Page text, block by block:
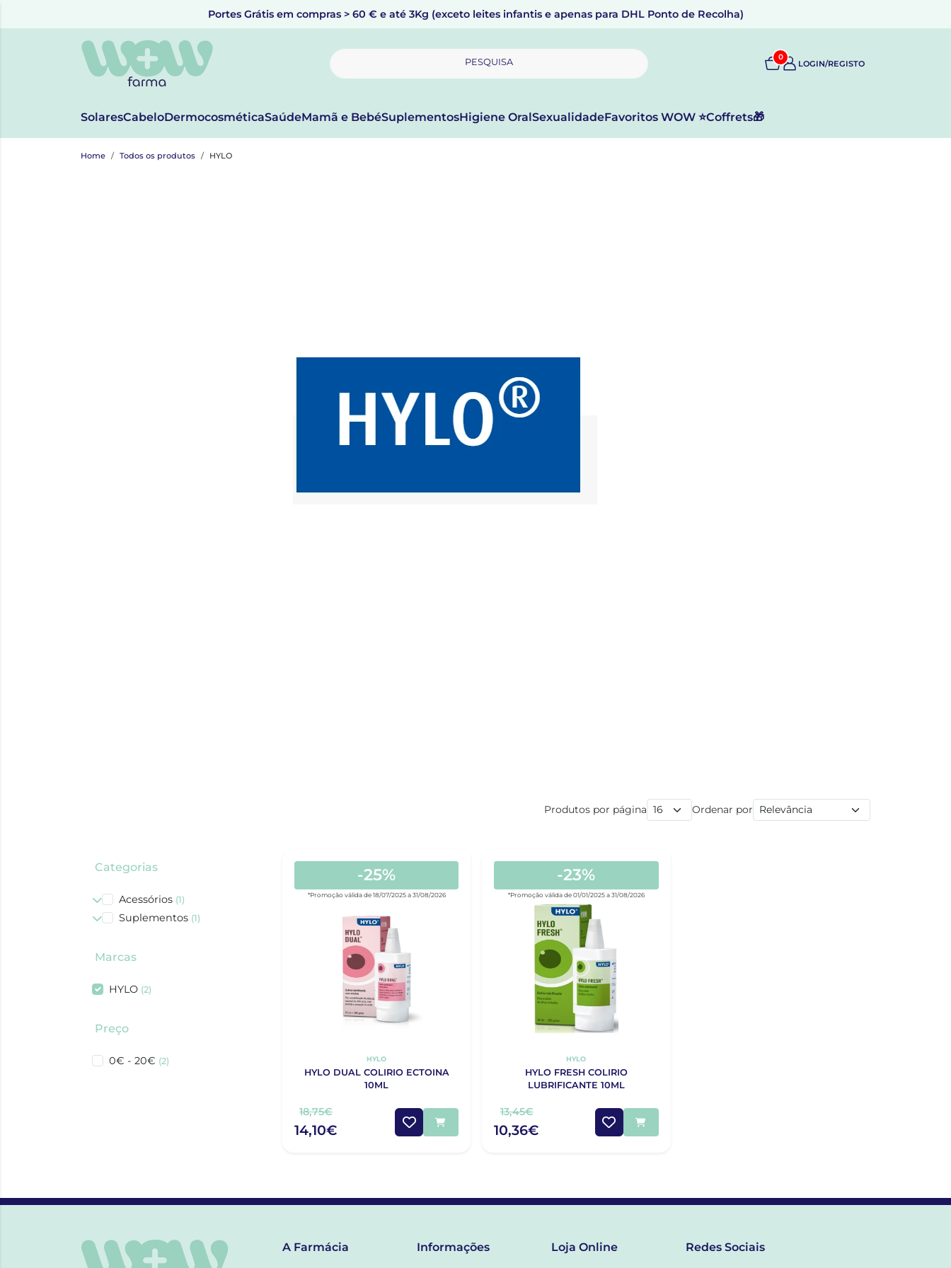
Portes Grátis em compras > 60 € e até 3Kg (exceto leites infantis e apenas para DHL Ponto de Recolha)
PESQUISA 0
LOGIN/REGISTO
SolaresCabeloDermocosméticaSaúdeMamã e BebéSuplementosHigiene OralSexualidadeFavoritos WOW ⭐Coffrets🎁
Home Todos os produtos HYLO
Produtos por página Ordenar por
Categorias
Acessórios (1)
Suplementos (1)
Marcas
HYLO (2)
Preço
0€ - 20€ (2)
-25%
*Promoção válida de 18/07/2025 a 31/08/2026
HYLO
HYLO DUAL COLIRIO ECTOINA
10ML
18,75€
14,10€
-23%
*Promoção válida de 01/01/2025 a 31/08/2026
HYLO
HYLO FRESH COLIRIO
LUBRIFICANTE 10ML
13,45€
10,36€
A Farmácia Informações Loja Online Redes Sociais